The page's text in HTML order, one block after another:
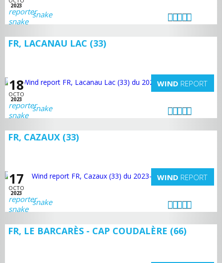
2023
snake
FR, LACANAU LAC (33)
18
OCTO
2023
WIND REPORT
snake
FR, CAZAUX (33)
17
OCTO
2023
WIND REPORT
snake
FR, LE BARCARÈS - CAP COUDALÈRE (66)